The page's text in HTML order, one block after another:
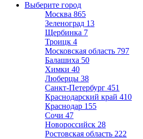
Выберите город
Москва 865
Зеленоград 13
Щербинка 7
Троицк 4
Московская область 797
Балашиха 50
Химки 40
Люберцы 38
Санкт-Петербург 451
Краснодарский край 410
Краснодар 155
Сочи 47
Новороссийск 28
Ростовская область 222